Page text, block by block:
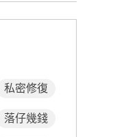
私密修復
落仔幾錢